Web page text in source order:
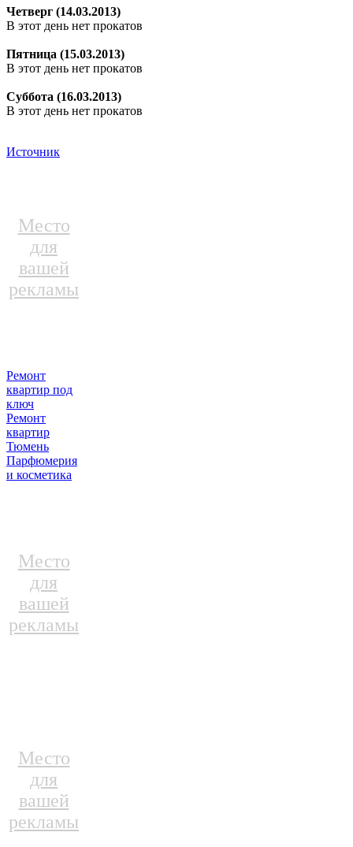
Четверг (14.03.2013)
В этот день нет прокатов
Пятница (15.03.2013)
В этот день нет прокатов
Суббота (16.03.2013)
В этот день нет прокатов
Источник
Место
для
вашей
рекламы
Ремонт
квартир под
ключ
Ремонт
квартир
Тюмень
Парфюмерия
и косметика
Место
для
вашей
рекламы
Место
для
вашей
рекламы